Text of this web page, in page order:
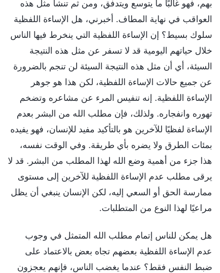
بهم، فهو غالبًا ما يتوسع ويتدفق، ومن ثم تنشأ مثل هذه
العواقب في نهاية المطاف. أخبرني، هل الإساءة اللفظية
سلوك بسيط؟ إن الإساءة اللفظية التي ينخرط فيها الناس
خلال حياتهم اليومية قد لا تسفر عن مثل هذه النتيجة
السيئة، أي أن مثل هذه النتيجة السيئة لن تنجم بالضرورة
عن جميع حالات الإساءة اللفظية، لكن هذا هو جوهر
الإساءة اللفظية. إنه تنفيس المرء عن مشاعره وتضخم
تهوره وانفجاره. ولذلك، فإن مطلب الله من البشر بعدم
الإساءة لفظيًا للآخرين هو بالتأكيد مفيد للإنسان، فهو يفيده
بمئات الطرق ولا يضره بأي طريقة. وفي الوقت نفسه،
هذا جزء من أهمية وضع الله لهذا المطلب من البشر. قد لا
يرقى مطلب عدم الإساءة اللفظية للآخرين إلى مستوى
ممارسة الحق أو السعي إليه، لكن الإنسان ينبغي أن يظل
مراعيًا لهذا النوع من المتطلبات.
هل يمكن للناس إتمام مطلب الله المتمثل في وجوب
عدم الإساءة اللفظية بعضهم تجاه بعض بالاعتماد على
ضبط النفس فقط؟ عندما يغضب الناس، فإنهم يعجزون